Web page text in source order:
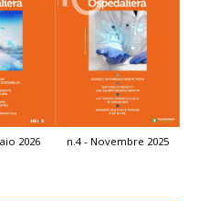
2026 n.4 - Novembre 2025